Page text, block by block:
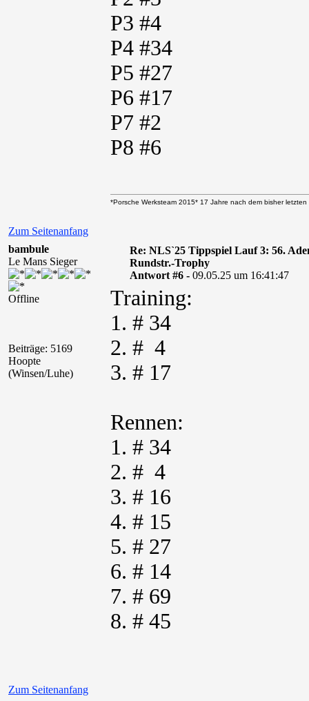
P3 #4
P4 #34
P5 #27
P6 #17
P7 #2
P8 #6
Zum Seitenanfang
*Porsche Werksteam 2015* 17 Jahre nach dem bisher
bambule
Le Mans Sieger
Offline
Beiträge: 5169
Hoopte
(Winsen/Luhe)
Re: NLS`25 Tippspiel Lauf 3: 56.
Rundstr.-Trophy
Antwort #6 - 09.05.25 um 16:41:47
Training:
1. # 34
2. # 4
3. # 17
Rennen:
1. # 34
2. # 4
3. # 16
4. # 15
5. # 27
6. # 14
7. # 69
8. # 45
Zum Seitenanfang